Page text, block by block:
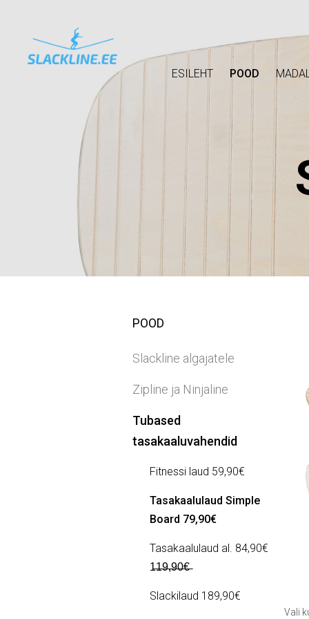
ESILEHT POOD
POOD
Slackline algajatele
Zipline ja Ninjaline
Tubased
tasakaaluvahendid
Fitnessi laud 59,90€
Tasakaalulaud Simple
Board 79,90€
Tasakaalulaud al. 84,90€
1̶1̶9̶,̶9̶0̶€̶
Slackilaud 189,90€
Vali